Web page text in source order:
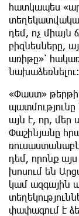
հատկապես
դեմ, ոչ միայն
բիզնեսները,
առիթը»՝
նախաձեռնելու:
«Փաստ» թերթի
այն է, որ, մեր
Փաշինյանը
դեմ, որոնք
խոսում են
կամ ազգային
փափագում է